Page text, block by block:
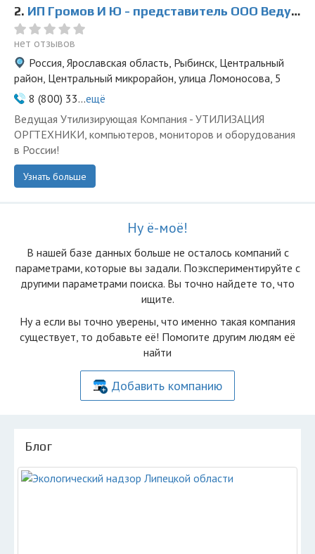
2. ИП Громов И Ю - представитель ООО Ведущая Утилизирующая Компания
нет отзывов
Россия, Ярославская область, Рыбинск, Центральный
район, Центральный микрорайон, улица Ломоносова, 5
8 (800) 33...ещё
Ведущая Утилизирующая Компания - УТИЛИЗАЦИЯ
ОРГТЕХНИКИ, компьютеров, мониторов и оборудования
в России!
Узнать больше
Ну ё-моё!
В нашей базе данных больше не осталоcь компаний с
параметрами, которые вы задали. Поэкспериментируйте с
другими параметрами поиска. Вы точно найдете то, что
ищите.
Ну а если вы точно уверены, что именно такая компания
существует, то добавьте её! Помогите другим людям её
найти
Добавить компанию
Блог